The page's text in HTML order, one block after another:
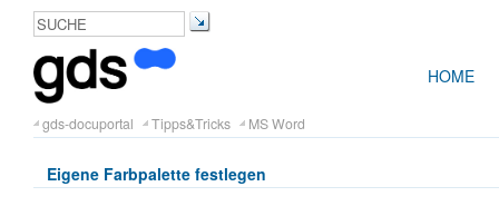
HOME
gds-docuportal Tipps&Tricks MS Word
Eigene Farbpalette festlegen